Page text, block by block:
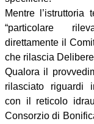
Mentre
“particolare
direttamente il
che rilascia
Qualora il
rilasciato riguardi
con il reticolo
Consorzio di